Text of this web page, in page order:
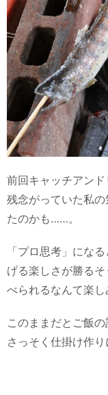
前回キャッチアン
残念がっていた私
たのかも……。
「プロ思考」にな
げる楽しさが勝る
べられるなんて楽し
このままだとご飯
さっそく仕掛け作り